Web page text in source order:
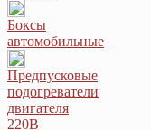
Боксы
автомобильные
Предпусковые
подогреватели
двигателя
220В